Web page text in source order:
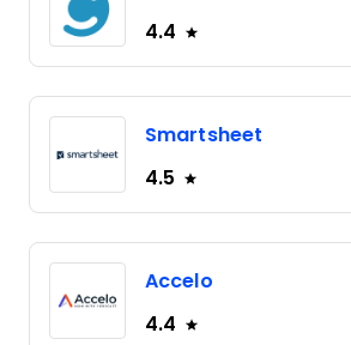
4.4
Smartsheet
4.5
Accelo
4.4